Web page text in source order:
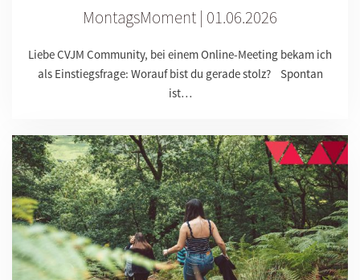
MontagsMoment | 01.06.2026
Liebe CVJM Community, bei einem Online-Meeting bekam ich
als Einstiegsfrage: Worauf bist du gerade stolz? Spontan
ist…